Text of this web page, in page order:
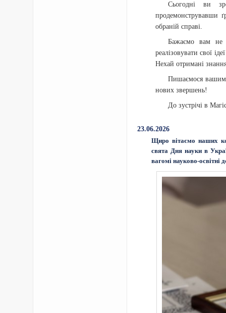
Сьогодні ви
продемонструвавши
обраній справі.
Бажаємо вам не
реалізовувати свої
Нехай отримані
Пишаємося
нових звершень!
До зустрічі в
23.06.2026
Щиро вітаємо наших
свята Дня науки в
вагомі науково-освітні